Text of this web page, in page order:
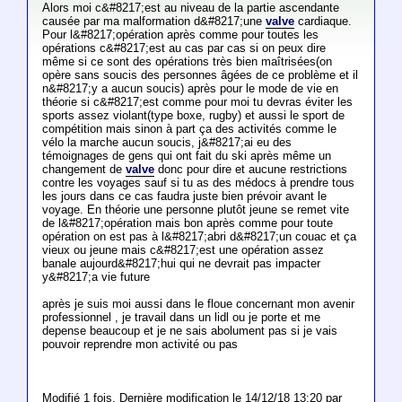
Alors moi c&#8217;est au niveau de la partie ascendante
causée par ma malformation d&#8217;une valvecardiaque.
Pour l&#8217;opération après comme pour toutes les
opérations c&#8217;est au cas par cas si on peux dire
même si ce sont des opérations très bien maîtrisées(on
opère sans soucis des personnes âgées de ce problème et il
n&#8217;y a aucun soucis) après pour le mode de vie en
théorie si c&#8217;est comme pour moi tu devras éviter les
sports assez violant(type boxe, rugby) et aussi le sport de
compétition mais sinon à part ça des activités comme le
vélo la marche aucun soucis, j&#8217;ai eu des
témoignages de gens qui ont fait du ski après même un
changement de valvedonc pour dire et aucune restrictions
contre les voyages sauf si tu as des médocs à prendre tous
les jours dans ce cas faudra juste bien prévoir avant le
voyage. En théorie une personne plutôt jeune se remet vite
de l&#8217;opération mais bon après comme pour toute
opération on est pas à l&#8217;abri d&#8217;un couac et ça
vieux ou jeune mais c&#8217;est une opération assez
banale aujourd&#8217;hui qui ne devrait pas impacter
y&#8217;a vie future
après je suis moi aussi dans le floue concernant mon avenir
professionnel , je travail dans un lidl ou je porte et me
depense beaucoup et je ne sais abolument pas si je vais
pouvoir reprendre mon activité ou pas
Modifié 1 fois. Dernière modification le 14/12/18 13:20 par